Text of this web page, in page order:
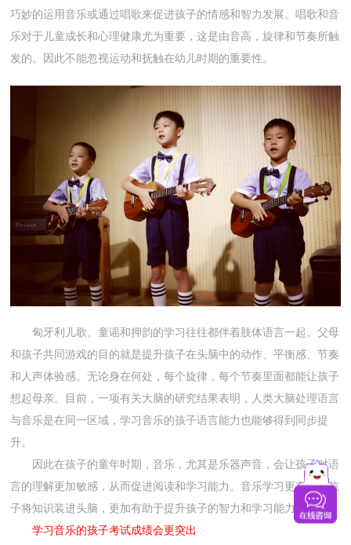
巧妙的运用音乐或通过唱歌来促进孩子的情感和智力发展。唱歌和音
乐对于儿童成长和心理健康尤为重要，这是由音高，旋律和节奏所触
发的。因此不能忽视运动和抚触在幼儿时期的重要性。
匈牙利儿歌、童谣和押韵的学习往往都伴着肢体语言一起。父母
和孩子共同游戏的目的就是提升孩子在头脑中的动作、平衡感、节奏
和人声体验感。无论身在何处，每个旋律，每个节奏里面都能让孩子
想起母亲。目前，一项有关大脑的研究结果表明，人类大脑处理语言
与音乐是在同一区域，学习音乐的孩子语言能力也能够得到同步提
升。
因此在孩子的童年时期，音乐，尤其是乐器声音，会让孩子对语
言的理解更加敏感，从而促进阅读和学习能力。音乐学习更有助于孩
子将知识装进头脑，更加有助于提升孩子的智力和学习能力。
学习音乐的孩子考试成绩会更突出